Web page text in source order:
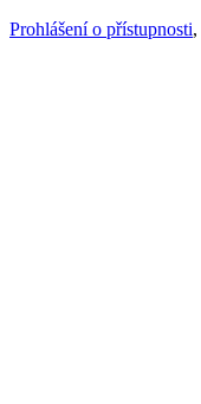
Prohlášení o přístupnosti,